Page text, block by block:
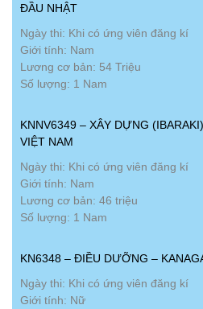
ĐẦU NHẬT
Ngày thi: Khi có ứng viên đăng kí
Giới tính: Nam
Lương cơ bản: 54 Triệu
Số lượng: 1 Nam
KNNV6349 – XÂY DỰNG
VIỆT NAM
Ngày thi: Khi có ứng viên đăng kí
Giới tính: Nam
Lương cơ bản: 46 triệu
Số lượng: 1 Nam
KN6348 – ĐIỀU DƯỠNG –
Ngày thi: Khi có ứng viên đăng kí
Giới tính: Nữ